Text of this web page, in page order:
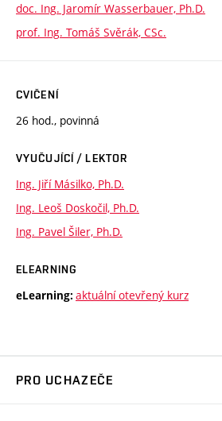
doc. Ing. Jaromír Wasserbauer, Ph.D.
prof. Ing. Tomáš Svěrák, CSc.
CVIČENÍ
26 hod., povinná
VYUČUJÍCÍ / LEKTOR
Ing. Jiří Másilko, Ph.D.
Ing. Leoš Doskočil, Ph.D.
Ing. Pavel Šiler, Ph.D.
ELEARNING
eLearning: aktuální otevřený kurz
PRO UCHAZEČE